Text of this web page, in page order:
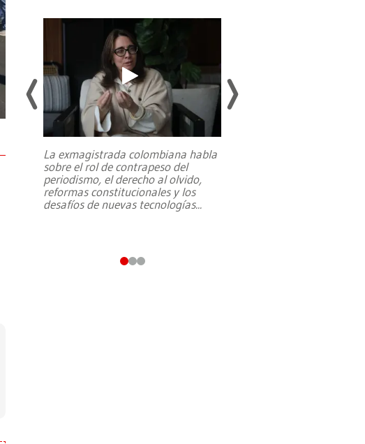
La exmagistrada colombiana habla
sobre el rol de contrapeso del
periodismo, el derecho al olvido,
reformas constitucionales y los
desafíos de nuevas tecnologías...